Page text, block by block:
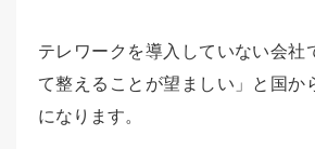
テレワークを導入していない会社
て整えることが望ましい」と国か
になります。